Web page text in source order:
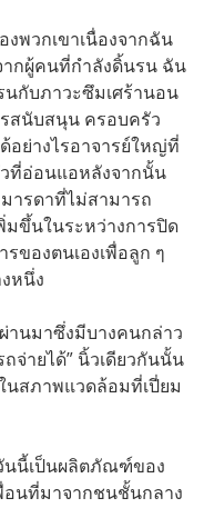
พวกเขาเนื่องจากฉัน
ากผู้คนที่กำลังดิ้นรน ฉัน
นกับภาวะซึมเศร้านอน
สนับสนุน ครอบครัว
อย่างไรอาจารย์ใหญ่ที่
ที่อ่อนแอหลังจากนั้น
ารดาที่ไม่สามารถ
ขึ้นในระหว่างการปิด
ของตนเองเพื่อลูก ๆ
หนึ่ง
นมาซึ่งมีบางคนกล่าว
จ่ายได้” นิ้วเดียวกันนั้น
สภาพแวดล้อมที่เปี่ยม
นี้เป็นผลิตภัณฑ์ของ
อนที่มาจากชนชั้นกลาง